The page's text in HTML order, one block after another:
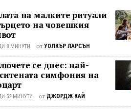
на малките ритуали
на човешкия
8 МИНУТИ от УОЛКЪР ЛАРСЪН
се днес: най-
симфония на
52 МИНУТИ от ДЖОРДЖ КАЙ